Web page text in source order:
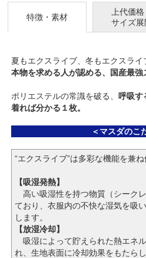
特徴・素材
上代価格
サイズ展
夏もエクスライブ、冬もエクスライ
本物を求める人が認める、国産最強
ポリエステルの常識を破る、
呼吸す
着れば分かる１枚。
＜マスダのこ
“エクスライブ”は多彩な機能を兼ね
【吸湿発熱】
高い吸湿性を持つ物質（シーク
ており、衣服内の不快な湿気を吸
します。
【放湿冷却】
吸湿によって貯えられた熱エネ
れ、生地表面に冷却効果をもたら